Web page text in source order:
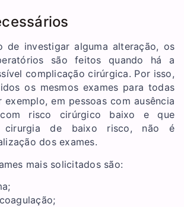
de investigar alguma alteração, os
são feitos quando há a
complicação cirúrgica. Por isso,
os mesmos exames para todas
exemplo, em pessoas com ausência
risco cirúrgico baixo e que
cirurgia de baixo risco, não é
dos exames.
mais solicitados são: